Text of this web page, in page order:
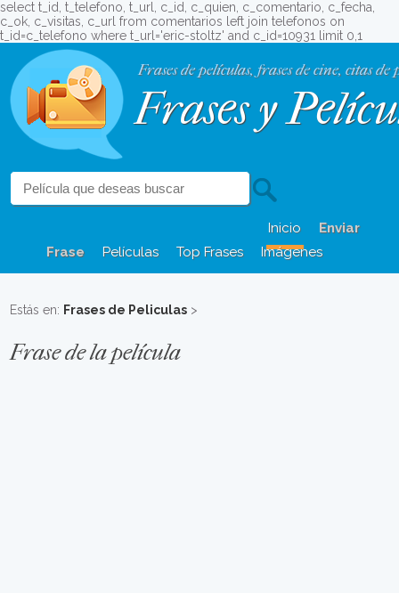
select t_id, t_telefono, t_url, c_id, c_quien, c_comentario, c_fecha,
c_ok, c_visitas, c_url from comentarios left join telefonos on
t_id=c_telefono where t_url='eric-stoltz' and c_id=10931 limit 0,1
Frases de películas, frases de cine, citas de
Frases y
Inicio
Enviar
Frase
Películas Top Frases Imágenes
Estás en: Frases de Peliculas >
Frase de la película